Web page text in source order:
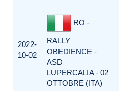
2022-
10-02
RO -
RALLY
OBEDIENCE -
ASD
LUPERCALIA - 02
OTTOBRE (ITA)